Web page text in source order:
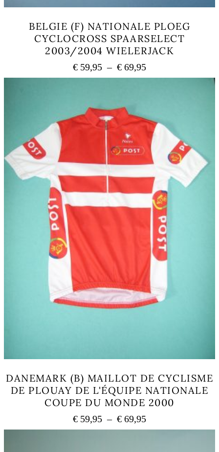
BELGIE (F) NATIONALE PLOEG
CYCLOCROSS SPAARSELECT
2003/2004 WIELERJACK
€ 59,95 – € 69,95Plage
de
€ 69,95
plusieurs
variations.
Les
options
peuvent
être
sur
la
du
produit
DANEMARK (B) MAILLOT DE CYCLISME
DE PLOUAY DE L'ÉQUIPE NATIONALE
COUPE DU MONDE 2000
€ 59,95 – € 69,95Plage
de